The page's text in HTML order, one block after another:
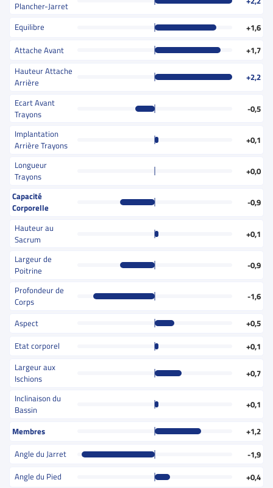
Plancher-Jarret
Equilibre
+1,6
Attache Avant
+1,7
Hauteur Attache
Arrière
+2,2
Ecart Avant
Trayons
-0,5
Implantation
Arrière Trayons
+0,1
Longueur
Trayons
+0,0
Capacité
Corporelle
-0,9
Hauteur au
Sacrum
+0,1
Largeur de
Poitrine
-0,9
Profondeur de
Corps
-1,6
Aspect
+0,5
Etat corporel
+0,1
Largeur aux
Ischions
+0,7
Inclinaison du
Bassin
+0,1
Membres
+1,2
Angle du Jarret
-1,9
Angle du Pied
+0,4